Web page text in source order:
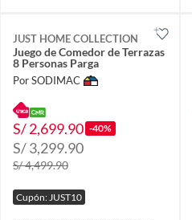
JUST HOME COLLECTION
Juego de Comedor de Terrazas
8 Personas Parga
Por SODIMAC
S/ 2,699.90 -40%
S/ 3,299.90
S/ 4,499.90
Cupón: JUST10